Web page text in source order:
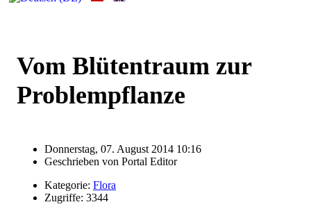
Vom Blütentraum zur
Problempflanze
Donnerstag, 07. August 2014 10:16
Geschrieben von Portal Editor
Kategorie: Flora
Zugriffe: 3344